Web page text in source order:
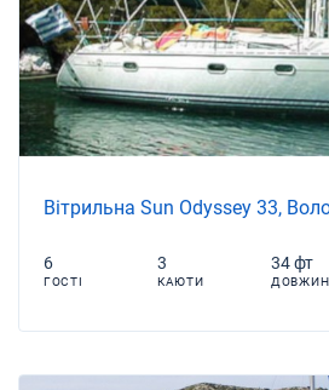
Вітрильна Sun Odyssey 33,
6
ГОСТІ
3
КАЮТИ
34 фт